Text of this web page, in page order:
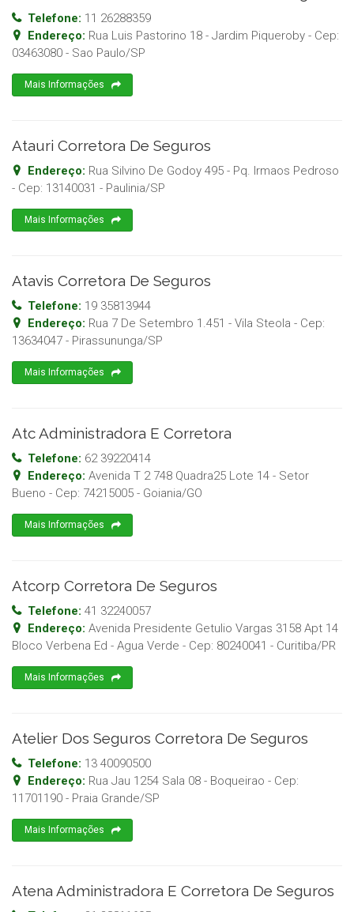
Telefone: 11 26288359
Endereço: Rua Luis Pastorino 18 - Jardim Piqueroby - Cep:
03463080 - Sao Paulo/SP
Mais Informações
Atauri Corretora De Seguros
Endereço: Rua Silvino De Godoy 495 - Pq. Irmaos Pedroso
- Cep: 13140031 - Paulinia/SP
Mais Informações
Atavis Corretora De Seguros
Telefone: 19 35813944
Endereço: Rua 7 De Setembro 1.451 - Vila Steola - Cep:
13634047 - Pirassununga/SP
Mais Informações
Atc Administradora E Corretora
Telefone: 62 39220414
Endereço: Avenida T 2 748 Quadra25 Lote 14 - Setor
Bueno - Cep: 74215005 - Goiania/GO
Mais Informações
Atcorp Corretora De Seguros
Telefone: 41 32240057
Endereço: Avenida Presidente Getulio Vargas 3158 Apt 14
Bloco Verbena Ed - Agua Verde - Cep: 80240041 - Curitiba/PR
Mais Informações
Atelier Dos Seguros Corretora De Seguros
Telefone: 13 40090500
Endereço: Rua Jau 1254 Sala 08 - Boqueirao - Cep:
11701190 - Praia Grande/SP
Mais Informações
Atena Administradora E Corretora De Seguros